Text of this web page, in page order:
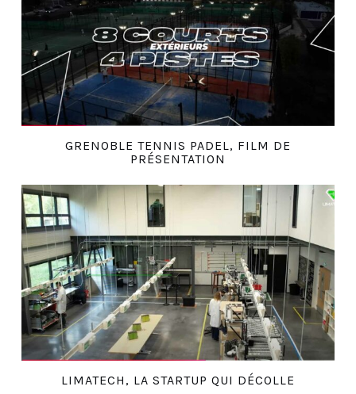
GRENOBLE TENNIS PADEL, FILM DE
PRÉSENTATION
LIMATECH, LA STARTUP QUI DÉCOLLE